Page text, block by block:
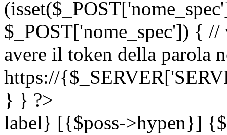
$_POST['nome_spec']) {
avere il token della parola
https://
} } ?>
label} [{$poss->hypen}]